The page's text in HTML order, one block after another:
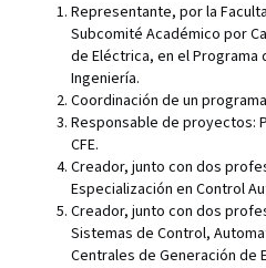
Representante, por la
Subcomité Académico por
de Eléctrica, en el
Ingeniería.
Coordinación de un
Responsable de proyectos:
CFE.
Creador, junto con dos
Especialización en Control
Creador, junto con dos
Sistemas de Control,
Centrales de Generación de